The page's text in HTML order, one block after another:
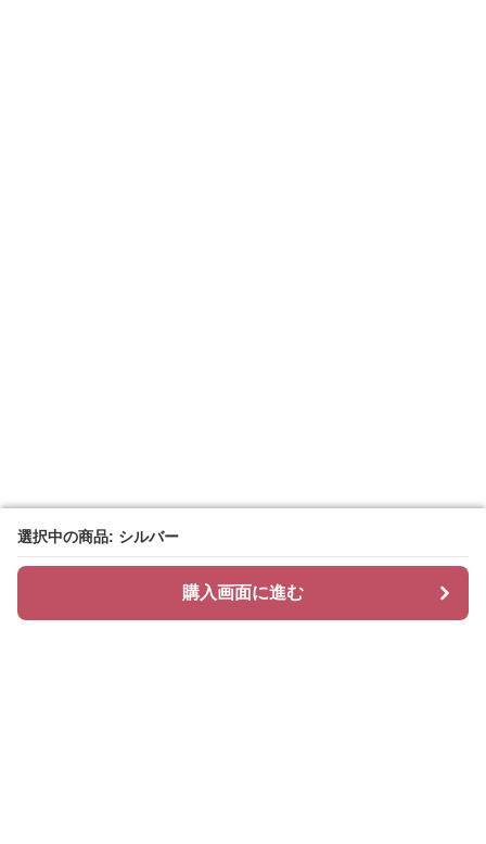
選択中の商品: シルバー
購入画面に進む
選択中の商品: シルバー
購入画面に進む